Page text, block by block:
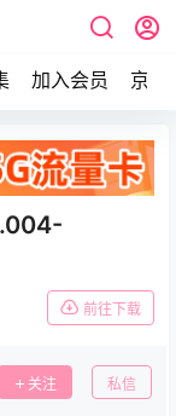
加入会员 京东
前往下载
关注 私信